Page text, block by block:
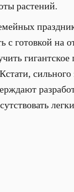
растений.
с готовкой на
гигантское
сильного